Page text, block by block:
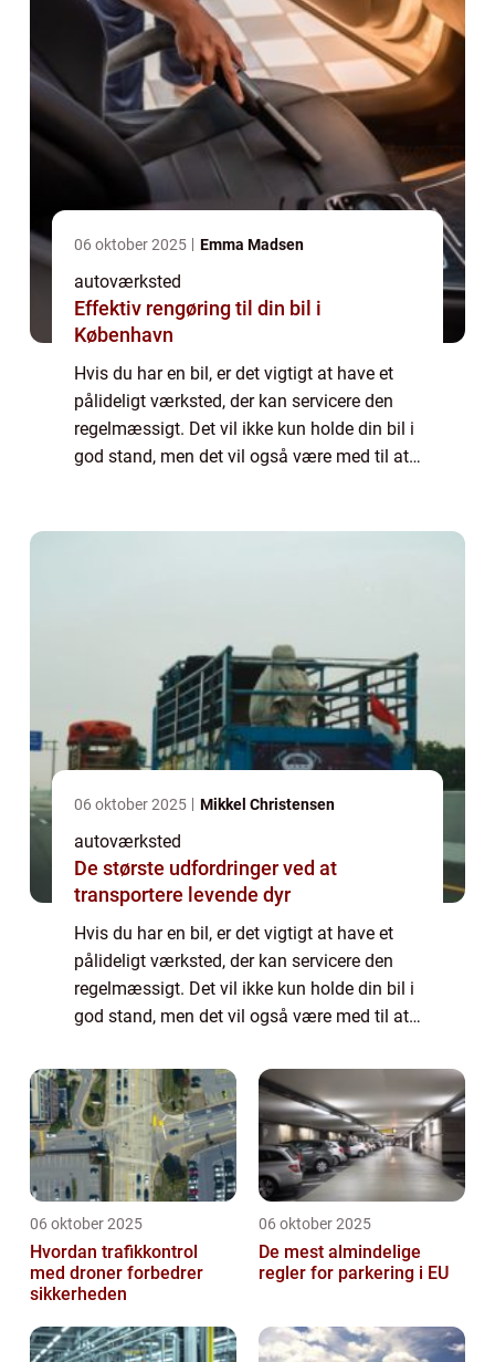
06 oktober 2025 Emma Madsen
autoværksted
Effektiv rengøring til din bil i
København
Hvis du har en bil, er det vigtigt at have et
pålideligt værksted, der kan servicere den
regelmæssigt. Det vil ikke kun holde din bil i
god stand, men det vil også være med til at
06 oktober 2025 Mikkel Christensen
autoværksted
De største udfordringer ved at
transportere levende dyr
Hvis du har en bil, er det vigtigt at have et
pålideligt værksted, der kan servicere den
regelmæssigt. Det vil ikke kun holde din bil i
god stand, men det vil også være med til at
denne artikel vil vi diskut...
06 oktober 2025
Hvordan trafikkontrol
med droner forbedrer
sikkerheden
06 oktober 2025
De mest almindelige
regler for parkering i EU